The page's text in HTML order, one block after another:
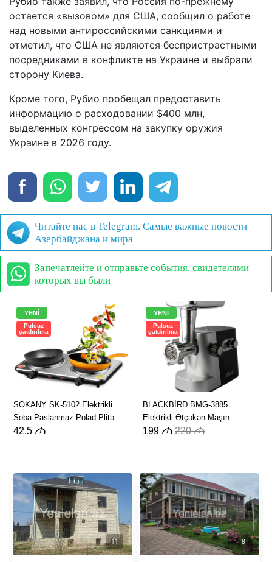
остается «вызовом» для США, сообщил о работе
над новыми антироссийскими санкциями и
отметил, что США не являются беспристрастными
посредниками в конфликте на Украине и выбрали
сторону Киева.
Кроме того, Рубио пообещал предоставить
информацию о расходовании $400 млн,
выделенных конгрессом на закупку оружия
Украине в 2026 году.
Читайте нас в Telegram. Самые важные новости
Азербайджана и мира
Запечатлейте и отправьте события, свидетелями
которых вы были